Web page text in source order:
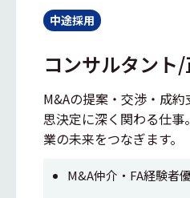
中途採用
コンサルタント/
M&Aの提案・交渉・成
思決定に深く関わる仕
業の未来をつなぎます。
M&A仲介・FA経験者